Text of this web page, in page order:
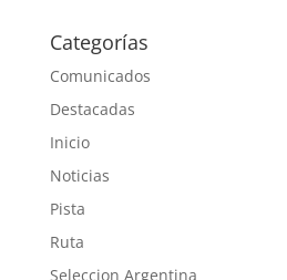
Categorías
Comunicados
Destacadas
Inicio
Noticias
Pista
Ruta
Seleccion Argentina